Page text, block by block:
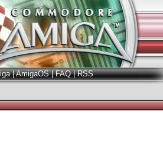
|AmigaOS|FAQ|RSS